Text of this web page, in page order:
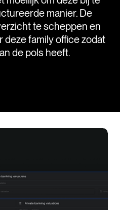
manier. De
te scheppen en
family office zodat
de pols heeft.